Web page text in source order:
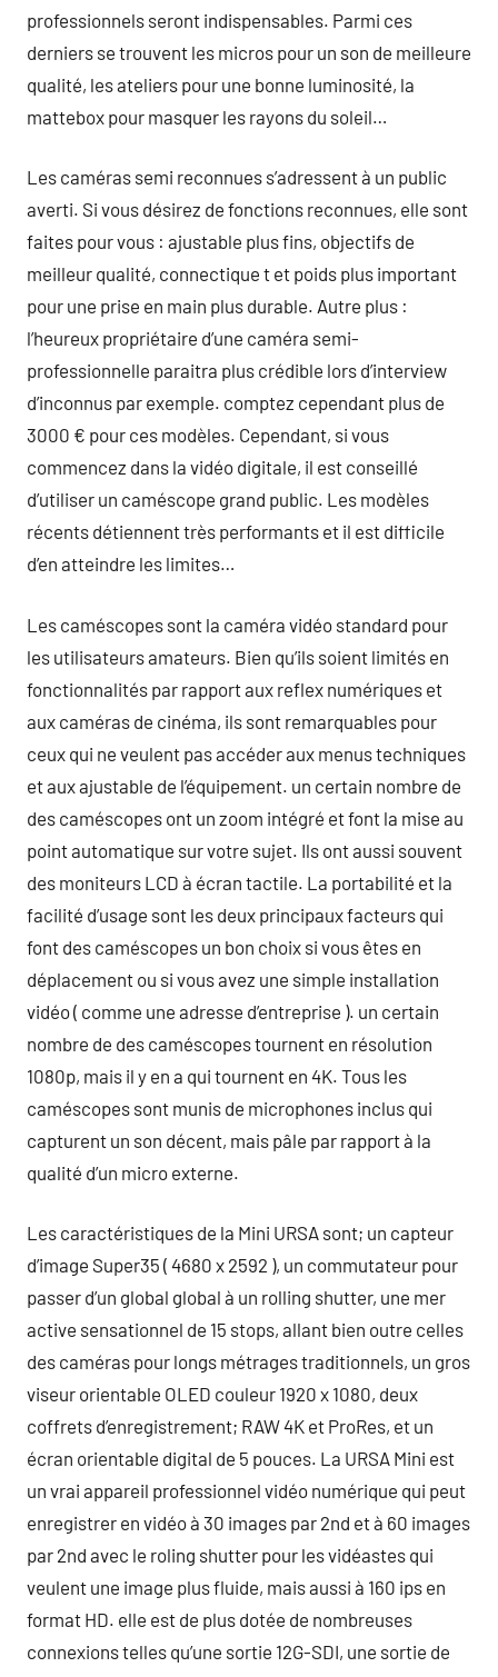
professionnels seront indispensables. Parmi ces
derniers se trouvent les micros pour un son de meilleure
qualité, les ateliers pour une bonne luminosité, la
mattebox pour masquer les rayons du soleil…
Les caméras semi reconnues s’adressent à un public
averti. Si vous désirez de fonctions reconnues, elle sont
faites pour vous : ajustable plus fins, objectifs de
meilleur qualité, connectique t et poids plus important
pour une prise en main plus durable. Autre plus :
l’heureux propriétaire d’une caméra semi-
professionnelle paraitra plus crédible lors d’interview
d’inconnus par exemple. comptez cependant plus de
3000 € pour ces modèles. Cependant, si vous
commencez dans la vidéo digitale, il est conseillé
d’utiliser un caméscope grand public. Les modèles
récents détiennent très performants et il est difficile
d’en atteindre les limites…
Les caméscopes sont la caméra vidéo standard pour
les utilisateurs amateurs. Bien qu’ils soient limités en
fonctionnalités par rapport aux reflex numériques et
aux caméras de cinéma, ils sont remarquables pour
ceux qui ne veulent pas accéder aux menus techniques
et aux ajustable de l’équipement. un certain nombre de
des caméscopes ont un zoom intégré et font la mise au
point automatique sur votre sujet. Ils ont aussi souvent
des moniteurs LCD à écran tactile. La portabilité et la
facilité d’usage sont les deux principaux facteurs qui
font des caméscopes un bon choix si vous êtes en
déplacement ou si vous avez une simple installation
vidéo ( comme une adresse d’entreprise ). un certain
nombre de des caméscopes tournent en résolution
1080p, mais il y en a qui tournent en 4K. Tous les
caméscopes sont munis de microphones inclus qui
capturent un son décent, mais pâle par rapport à la
qualité d’un micro externe.
Les caractéristiques de la Mini URSA sont; un capteur
d’image Super35 ( 4680 x 2592 ), un commutateur pour
passer d’un global global à un rolling shutter, une mer
active sensationnel de 15 stops, allant bien outre celles
des caméras pour longs métrages traditionnels, un gros
viseur orientable OLED couleur 1920 x 1080, deux
coffrets d’enregistrement; RAW 4K et ProRes, et un
écran orientable digital de 5 pouces. La URSA Mini est
un vrai appareil professionnel vidéo numérique qui peut
enregistrer en vidéo à 30 images par 2nd et à 60 images
par 2nd avec le roling shutter pour les vidéastes qui
veulent une image plus fluide, mais aussi à 160 ips en
format HD. elle est de plus dotée de nombreuses
connexions telles qu’une sortie 12G-SDI, une sortie de